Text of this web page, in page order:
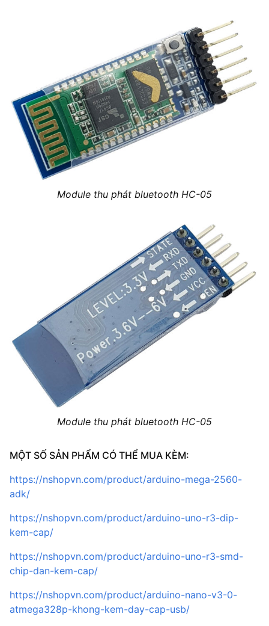
Module thu phát bluetooth HC-05
Module thu phát bluetooth HC-05
MỘT SỐ SẢN PHẨM CÓ THỂ MUA KÈM:
https://nshopvn.com/product/arduino-mega-2560-
adk/
https://nshopvn.com/product/arduino-uno-r3-dip-
kem-cap/
https://nshopvn.com/product/arduino-uno-r3-smd-
chip-dan-kem-cap/
https://nshopvn.com/product/arduino-nano-v3-0-
atmega328p-khong-kem-day-cap-usb/